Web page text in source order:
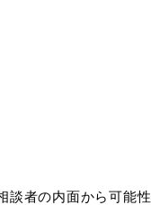
談者の内面から可能性